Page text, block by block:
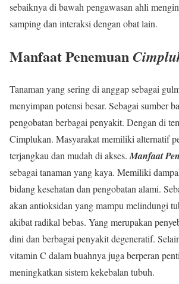
sebaiknya di bawah pengawasan ahli
samping dan interaksi dengan obat lain.
Manfaat Penemuan
Tanaman yang sering di anggap sebagai
menyimpan potensi besar. Sebagai sumber
pengobatan berbagai penyakit. Dengan di
Cimplukan. Masyarakat memiliki alternatif
terjangkau dan mudah di akses. Manfaat
sebagai tanaman yang kaya. Memiliki
bidang kesehatan dan pengobatan alami.
akan antioksidan yang mampu melindungi
akibat radikal bebas. Yang merupakan
dini dan berbagai penyakit degeneratif.
vitamin C dalam buahnya juga berperan
meningkatkan sistem kekebalan tubuh.